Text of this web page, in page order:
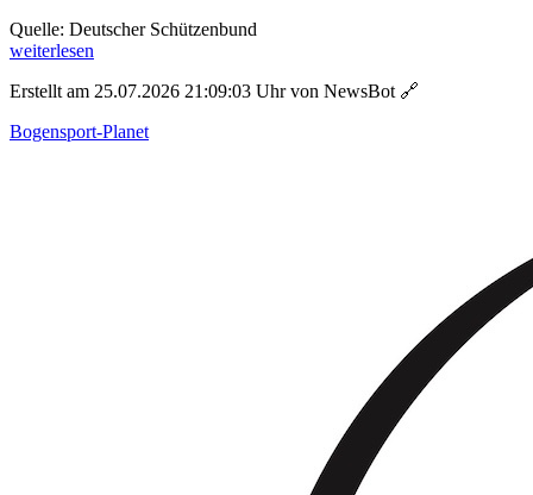
Quelle: Deutscher Schützenbund
weiterlesen
Erstellt am 25.07.2026 21:09:03 Uhr von NewsBot 🔗
Bogensport-Planet